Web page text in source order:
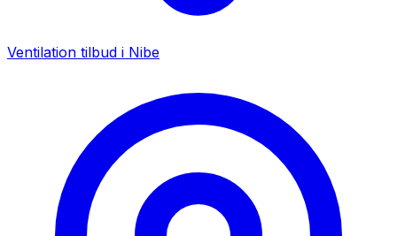
Ventilation tilbud i Nibe